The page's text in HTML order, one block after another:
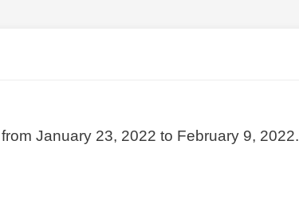
January 23, 2022 to February 9, 2022.